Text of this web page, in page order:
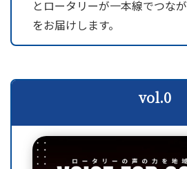
とロータリーが一本線でつな
をお届けします。
vol.0